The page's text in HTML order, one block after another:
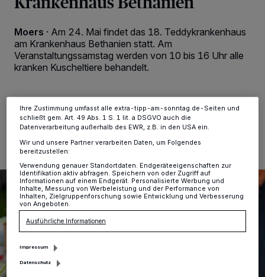
Moers · Am 24. Mai findet das 18. Teddykrankenhaus
am Krankenhaus Bethanien statt. Am
Veranstaltungssamstag werden von 10 bis 16 Uhr alle
kranken Kuscheltiere behandelt.
05.05.2025 , 11:50 Uhr 2 Minuten Lesezeit
Kennungen auf Ihrem Gerät zu. Durch Auswahl von OK aktivieren Sie
verarbeiten Daten, um Ihnen Dienste bereitzustellen“ aufgeführten
Zwecke. Wenn Tracker deaktiviert sind, sind manche Inhalte und
Anzeigen möglicherweise nicht mehr so relevant für Sie. Sie können
dieses Menü jederzeit wieder aufrufen, um Ihre Einstellungen zu
ändern oder Ihre Einwilligung zu widerrufen, indem Sie auf den Link
Ihre Zustimmung umfasst alle extra-tipp-am-sonntag.de-Seiten und
schließt gem. Art. 49 Abs. 1 S. 1 lit. a DSGVO auch die
Datenverarbeitung außerhalb des EWR, z.B. in den USA ein.
Wir und unsere Partner verarbeiten Daten, um Folgendes
bereitzustellen:
Verwendung genauer Standortdaten. Endgeräteeigenschaften zur
Identifikation aktiv abfragen. Speichern von oder Zugriff auf
Informationen auf einem Endgerät. Personalisierte Werbung und
Inhalte, Messung von Werbeleistung und der Performance von
Inhalten, Zielgruppenforschung sowie Entwicklung und Verbesserung
von Angeboten.
Ausführliche Informationen
Impressum
Datenschutz